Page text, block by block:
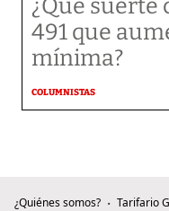
¿Qué suerte
491 que
mínima?
COLUMNISTAS
¿Quiénes somos? Tarifario